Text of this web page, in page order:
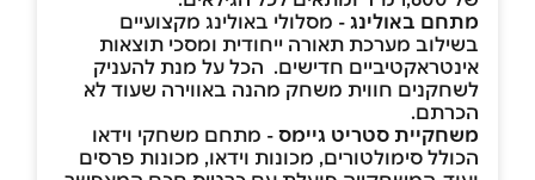
מתחם באולינג - מסלולי באולינג מקצועיים
בשילוב מערכת תאורה ייחודית ומסכי תוצאות
אינטראקטיביים חדישים. הכל על מנת להעניק
לשחקנים חווית משחק מהנה באווירה שעוד לא
הכרתם.
משחקיית סטריט גיימס - מתחם משחקי וידאו
הכולל סימולטורים, מכונות וידאו, מכונות פרסים